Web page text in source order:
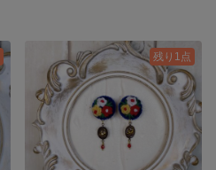
残り1点